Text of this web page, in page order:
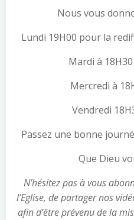
Nous vous
Lundi 19H00 pour la
Mardi à
Mercredi à
Vendredi
Passez une bonne
Que Dieu
N’hésitez pas à vous
l’Eglise, de partager nos
afin d’être prévenu de la